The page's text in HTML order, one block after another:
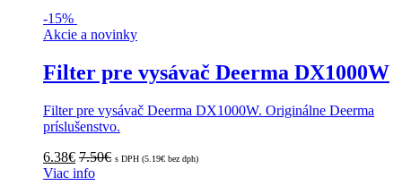
-15%
Akcie a novinky
Filter pre vysávač Deerma DX1000W
Filter pre vysávač Deerma DX1000W. Originálne Deerma
príslušenstvo.
6.38€ 7.50€ s DPH (5.19€ bez dph)
Viac info